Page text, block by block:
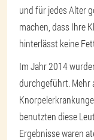
und für jedes Alter
machen, dass Ihre
hinterlässt keine
Im Jahr 2014
durchgeführt. Mehr
benutzten diese
Ergebnisse waren